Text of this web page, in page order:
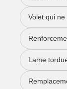
Volet qui
Lame